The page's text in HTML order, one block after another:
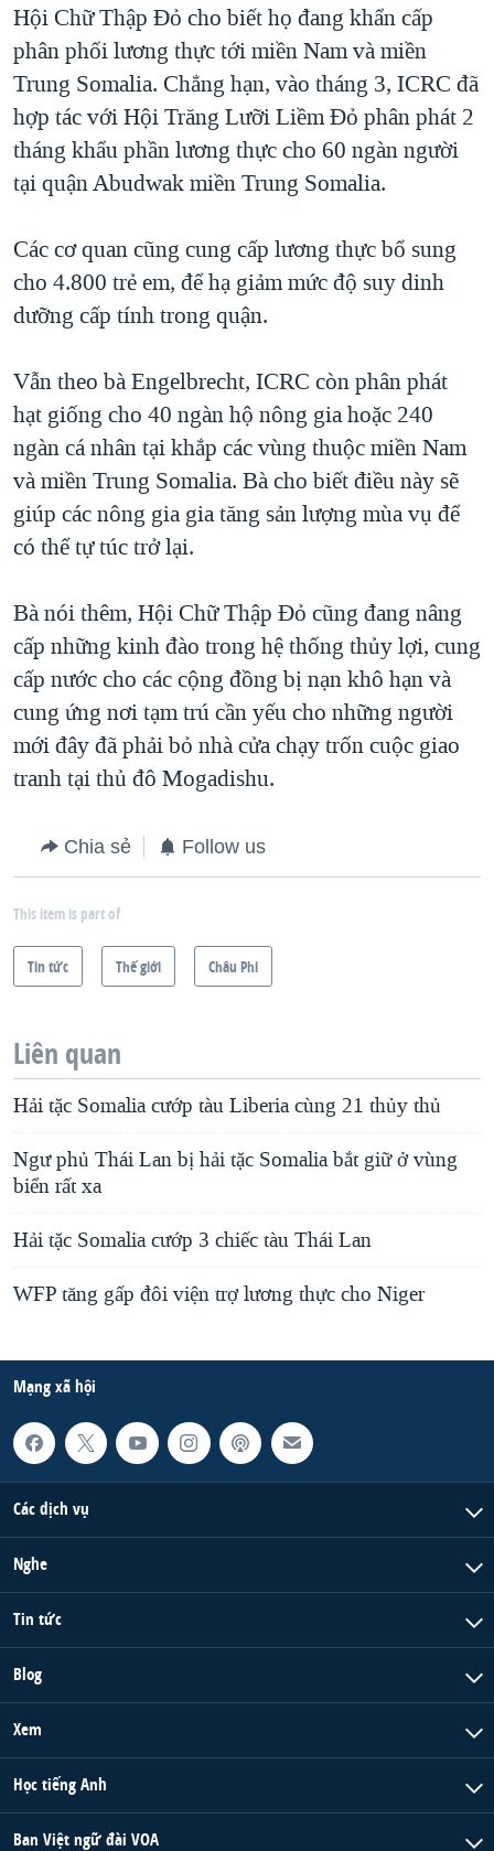
Hội Chữ Thập Đỏ cho biết họ đang khẩn cấp
phân phối lương thực tới miền Nam và miền
Trung Somalia. Chẳng hạn, vào tháng 3, ICRC đã
hợp tác với Hội Trăng Lưỡi Liềm Đỏ phân phát 2
tháng khẩu phần lương thực cho 60 ngàn người
tại quận Abudwak miền Trung Somalia.
Các cơ quan cũng cung cấp lương thực bổ sung
cho 4.800 trẻ em, để hạ giảm mức độ suy dinh
dưỡng cấp tính trong quận.
Vẫn theo bà Engelbrecht, ICRC còn phân phát
hạt giống cho 40 ngàn hộ nông gia hoặc 240
ngàn cá nhân tại khắp các vùng thuộc miền Nam
và miền Trung Somalia. Bà cho biết điều này sẽ
giúp các nông gia gia tăng sản lượng mùa vụ để
có thể tự túc trở lại.
Bà nói thêm, Hội Chữ Thập Đỏ cũng đang nâng
cấp những kinh đào trong hệ thống thủy lợi, cung
cấp nước cho các cộng đồng bị nạn khô hạn và
cung ứng nơi tạm trú cần yếu cho những người
mới đây đã phải bỏ nhà cửa chạy trốn cuộc giao
tranh tại thủ đô Mogadishu.
Chia sẻ Follow us
This item is part of
Tin tức Thế giới Châu Phi
Liên quan
Hải tặc Somalia cướp tàu Liberia cùng 21 thủy thủ
Ngư phủ Thái Lan bị hải tặc Somalia bắt giữ ở vùng
biển rất xa
Hải tặc Somalia cướp 3 chiếc tàu Thái Lan
WFP tăng gấp đôi viện trợ lương thực cho Niger
Mạng xã hội
Các dịch vụ
Nghe
Tin tức
Blog
Xem
Học tiếng Anh
Ban Việt ngữ đài VOA